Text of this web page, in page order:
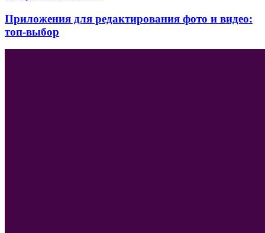
Приложения для редактирования фото и видео:
топ-выбор